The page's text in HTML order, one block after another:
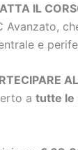
IL
Avanzato,
e
a tutte le